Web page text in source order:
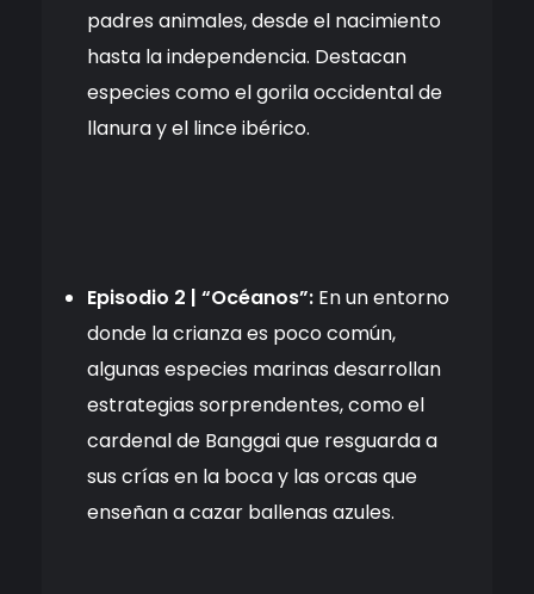
padres animales, desde el nacimiento
hasta la independencia. Destacan
especies como el gorila occidental de
llanura y el lince ibérico.
Episodio 2 | “Océanos”: En un entorno
donde la crianza es poco común,
algunas especies marinas desarrollan
estrategias sorprendentes, como el
cardenal de Banggai que resguarda a
sus crías en la boca y las orcas que
enseñan a cazar ballenas azules.